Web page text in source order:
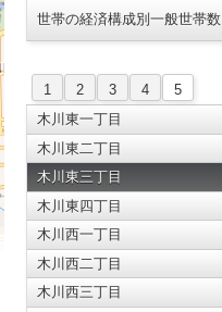
世帯の経済構成別一般世帯数
1 2 3 4
5
木川東一丁目
木川東二丁目
木川東三丁目
木川東四丁目
木川西一丁目
木川西二丁目
木川西三丁目